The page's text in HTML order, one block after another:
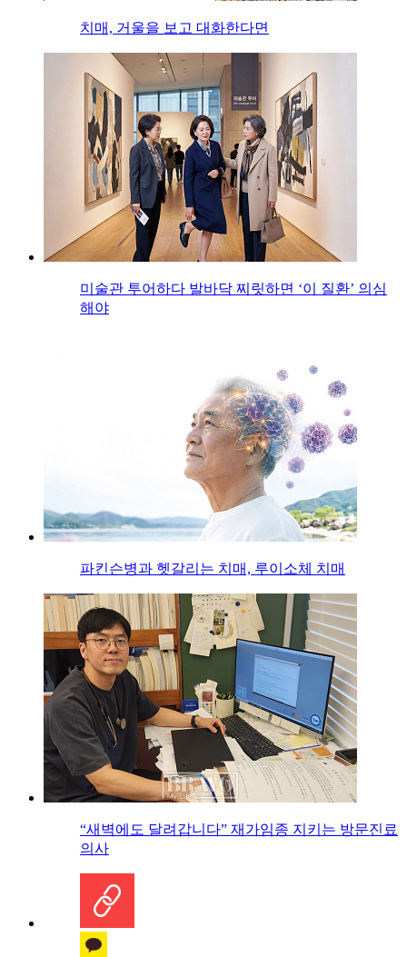
치매, 거울을 보고 대화한다면
미술관 투어하다 발바닥 찌릿하면 ‘이 질환’ 의심
해야
파킨슨병과 헷갈리는 치매, 루이소체 치매
“새벽에도 달려갑니다” 재가임종 지키는 방문진료
의사